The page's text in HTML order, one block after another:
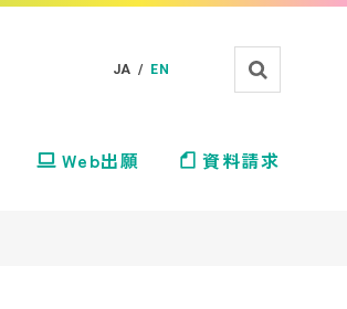
JA / EN
Web出願 資料請求